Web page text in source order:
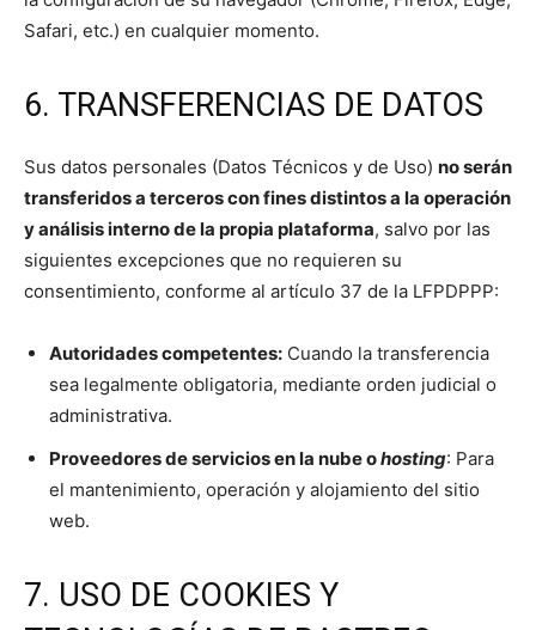
Safari, etc.) en cualquier momento.
6. TRANSFERENCIAS DE DATOS
Sus datos personales (Datos Técnicos y de Uso) no serán
transferidos a terceros con fines distintos a la operación
y análisis interno de la propia plataforma, salvo por las
siguientes excepciones que no requieren su
consentimiento, conforme al artículo 37 de la LFPDPPP:
Autoridades competentes: Cuando la transferencia
sea legalmente obligatoria, mediante orden judicial o
administrativa.
Proveedores de servicios en la nube ohosting: Para
el mantenimiento, operación y alojamiento del sitio
web.
7. USO DE COOKIES Y